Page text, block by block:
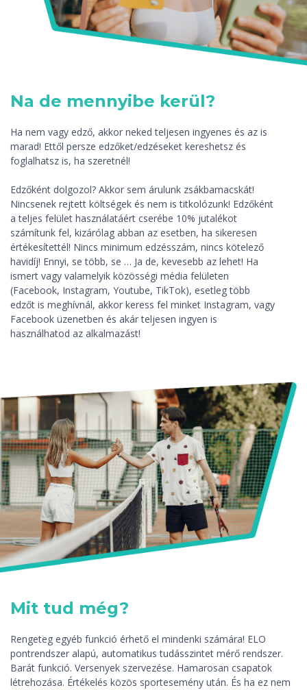
Na de mennyibe kerül?
Ha nem vagy edző, akkor neked teljesen ingyenes és az is
marad! Ettől persze edzőket/edzéseket kereshetsz és
foglalhatsz is, ha szeretnél!
Edzőként dolgozol? Akkor sem árulunk zsákbamacskát!
Nincsenek rejtett költségek és nem is titkolózunk! Edzőként
a teljes felület használatáért cserébe 10% jutalékot
számítunk fel, kizárólag abban az esetben, ha sikeresen
értékesítettél! Nincs minimum edzésszám, nincs kötelező
havidíj! Ennyi, se több, se … Ja de, kevesebb az lehet! Ha
ismert vagy valamelyik közösségi média felületen
(Facebook, Instagram, Youtube, TikTok), esetleg több
edzőt is meghívnál, akkor keress fel minket Instagram, vagy
Facebook üzenetben és akár teljesen ingyen is
használhatod az alkalmazást!
Mit tud még?
Rengeteg egyéb funkció érhető el mindenki számára! ELO
pontrendszer alapú, automatikus tudásszintet mérő rendszer.
Barát funkció. Versenyek szervezése. Hamarosan csapatok
létrehozása. Értékelés közös sportesemény után. És ha ez nem